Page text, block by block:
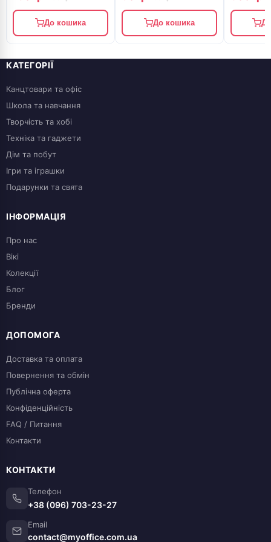
До кошика До кошика
КАТЕГОРІЇ
Канцтовари та офіс
Школа та навчання
Творчість та хобі
Техніка та гаджети
Дім та побут
Ігри та іграшки
Подарунки та свята
ІНФОРМАЦІЯ
Про нас
Вікі
Колекції
Блог
Бренди
ДОПОМОГА
Доставка та оплата
Повернення та обмін
Публічна оферта
Конфіденційність
FAQ / Питання
Контакти
КОНТАКТИ
Телефон
+38 (096) 703-23-27
Email
contact@myoffice.com.ua